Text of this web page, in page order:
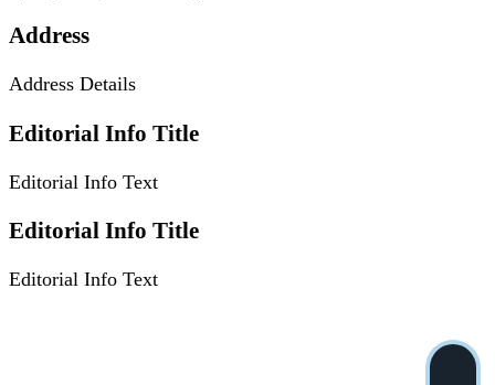
Address
Address Details
Editorial Info Title
Editorial Info Text
Editorial Info Title
Editorial Info Text